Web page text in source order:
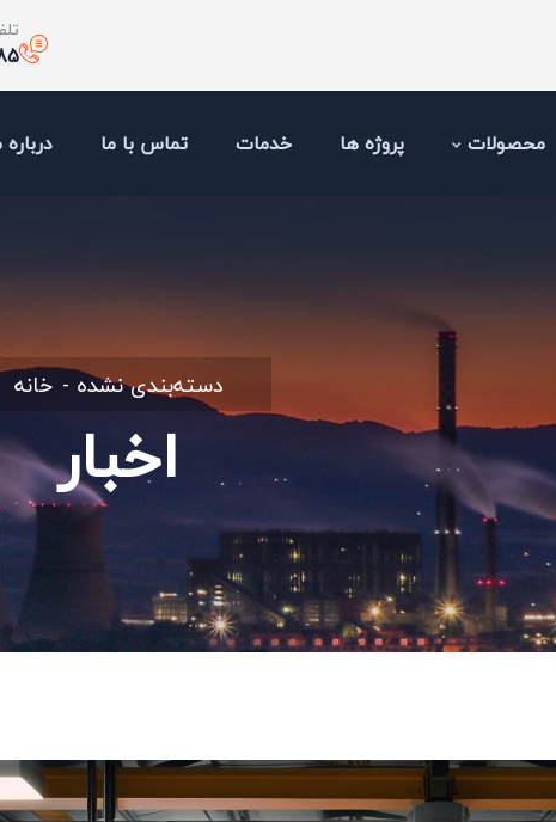
محصولات پروژه ها خدمات تماس با ما درباره
خانه دسته‌بندی نشده
اخبار